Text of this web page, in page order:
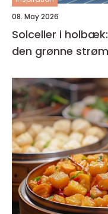
08. May 2026
Solceller i
den grønne strøm